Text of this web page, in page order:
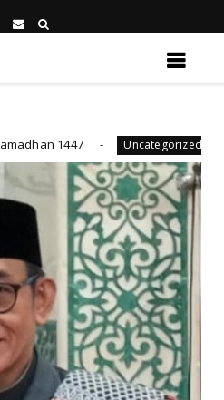
Uncategorized Prodi Sosiologi